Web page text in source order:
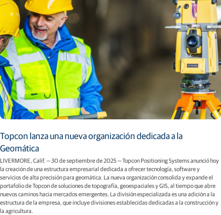
Topcon lanza una nueva organización dedicada a la
Geomática
LIVERMORE, Calif. — 30 de septiembre de 2025 — Topcon Positioning Systems anunció hoy
la creación de una estructura empresarial dedicada a ofrecer tecnología, software y
servicios de alta precisión para geomática. La nueva organización consolida y expande el
portafolio de Topcon de soluciones de topografía, geoespaciales y GIS, al tiempo que abre
nuevos caminos hacia mercados emergentes. La división especializada es una adición a la
estructura de la empresa, que incluye divisiones establecidas dedicadas a la construcción y
la agricultura.